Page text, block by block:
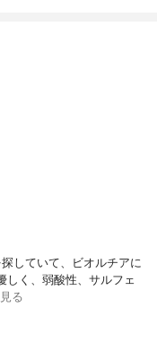
していて、ビオルチアに
しく、弱酸性、サルフェ
る